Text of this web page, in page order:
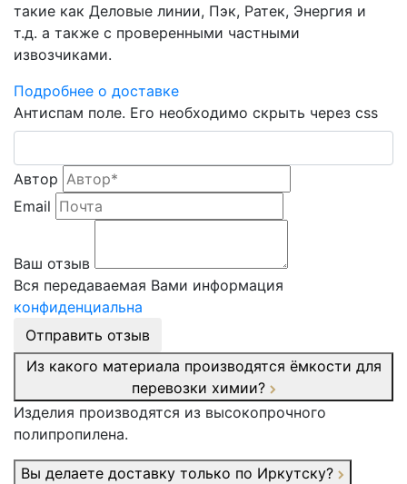
такие как Деловые линии, Пэк, Ратек, Энергия и
т.д. а также с проверенными частными
извозчиками.
Подробнее о доставке
Антиспам поле. Его необходимо скрыть через css
Автор
Email
Ваш отзыв
Вся передаваемая Вами информация
конфиденциальна
Отправить отзыв
Из какого материала производятся ёмкости для
перевозки химии?
Изделия производятся из высокопрочного
полипропилена.
Вы делаете доставку только по Иркутску?